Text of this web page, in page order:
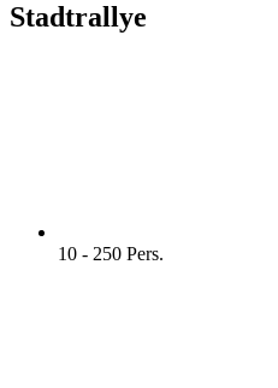
Stadtrallye
10 - 250 Pers.